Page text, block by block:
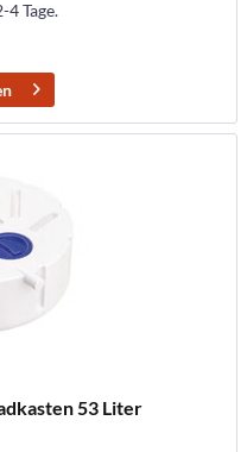
Tage.
53 Liter